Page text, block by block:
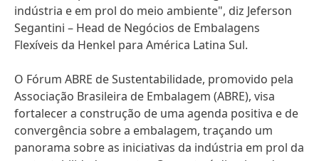
indústria e em prol do meio ambiente", diz Jeferson
Segantini – Head de Negócios de Embalagens
Flexíveis da Henkel para América Latina Sul.
O Fórum ABRE de Sustentabilidade, promovido pela
Associação Brasileira de Embalagem (ABRE), visa
fortalecer a construção de uma agenda positiva e de
convergência sobre a embalagem, traçando um
panorama sobre as iniciativas da indústria em prol da